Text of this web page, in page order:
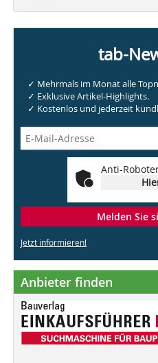
tab-
✓ Mehrmals im Monat alle
✓ Exklusive Artikel-Highlights.
✓ Kostenlos und jederzeit
Anti-
Melden Sie
Jetzt informieren!
Anbieter finden